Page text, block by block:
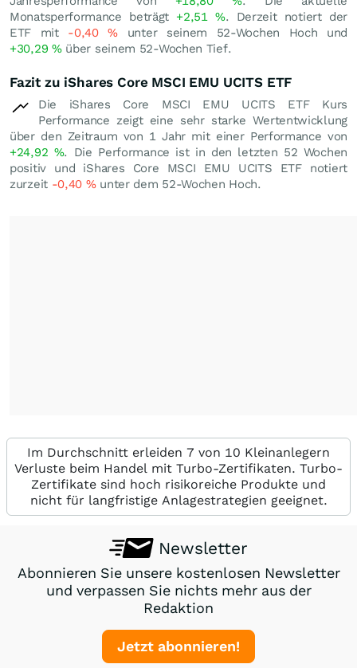
Monatsperformance beträgt +2,51 %. Derzeit notiert der
ETF mit -0,40% unter seinem 52-Wochen Hoch und
+30,29 %über seinem 52-Wochen Tief.
Fazit zu iShares Core MSCI EMU UCITS ETF
Die iShares Core MSCI EMU UCITS ETF Kurs
Performance zeigt eine sehr starke Wertentwicklung
über den Zeitraum von 1 Jahr mit einer Performance von
+24,92 %. Die Performance ist in den letzten 52 Wochen
positiv und iShares Core MSCI EMU UCITS ETF notiert
zurzeit -0,40 %unter dem 52-Wochen Hoch.
Im Durchschnitt erleiden 7 von 10 Kleinanlegern
Verluste beim Handel mit Turbo-Zertifikaten. Turbo-
Zertifikate sind hoch risikoreiche Produkte und
nicht für langfristige Anlagestrategien geeignet.
Newsletter
Abonnieren Sie unsere kostenlosen Newsletter
und verpassen Sie nichts mehr aus der
Redaktion
Jetzt abonnieren!